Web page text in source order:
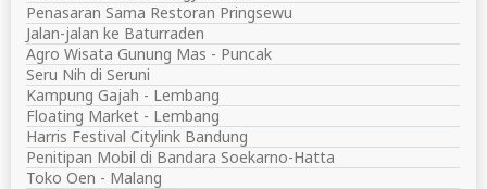
Penasaran Sama Restoran Pringsewu
Jalan-jalan ke Baturraden
Agro Wisata Gunung Mas - Puncak
Seru Nih di Seruni
Kampung Gajah - Lembang
Floating Market - Lembang
Harris Festival Citylink Bandung
Penitipan Mobil di Bandara Soekarno-Hatta
Toko Oen - Malang